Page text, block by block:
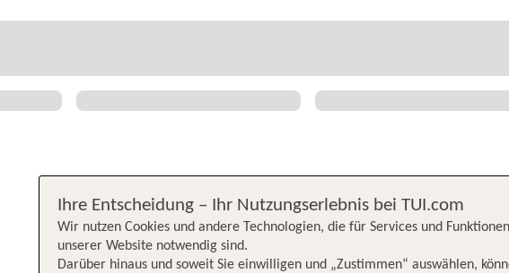
Ihre Entscheidung – Ihr Nutzungserlebnis bei TUI.com
Wir nutzen Cookies und andere Technologien, die für Services und
unserer Website notwendig sind.
Darüber hinaus und soweit Sie einwilligen und „Zustimmen“ auswählen,